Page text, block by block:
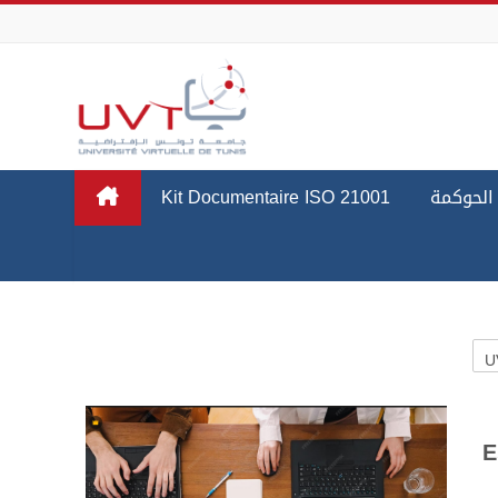
Passer au contenu principal
Kit Documentaire ISO 21001